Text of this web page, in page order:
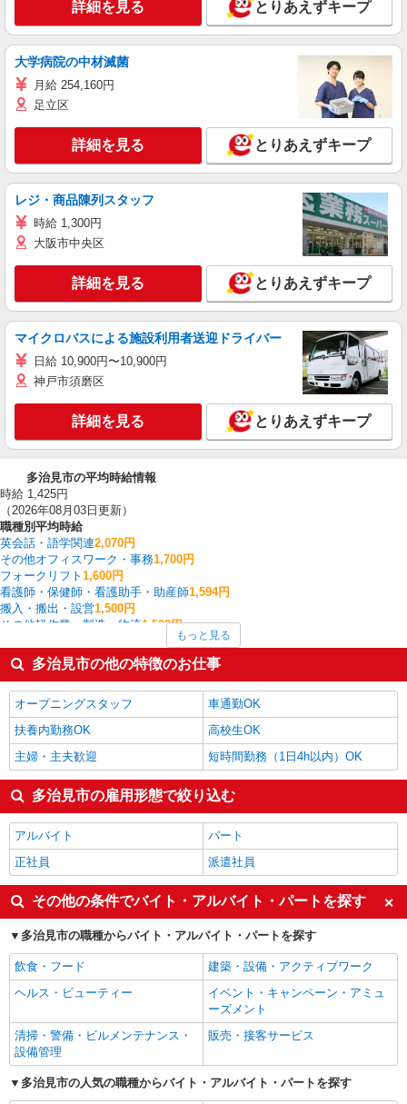
詳細を見る とりあえずキープ
大学病院の中材滅菌
月給 254,160円
足立区
詳細を見る とりあえずキープ
レジ・商品陳列スタッフ
時給 1,300円
大阪市中央区
詳細を見る とりあえずキープ
マイクロバスによる施設利用者送迎ドライバー
日給 10,900円〜10,900円
神戸市須磨区
詳細を見る とりあえずキープ
多治見市の平均時給情報
時給 1,425円
（2026年08月03日更新）
職種別平均時給
英会話・語学関連2,070円
その他オフィスワーク・事務1,700円
フォークリフト 1,600円
看護師・保健師・看護助手・助産師1,594円
搬入・搬出・設営1,500円
その他軽作業・製造・物流1,500円
その他介護・福祉1,467円
製造・組立・加工 1,431円
一般・営業事務1,425円
多治見市の他の職種の平均時給を見る
もっと見る
多治見市の他の特徴のお仕事
オープニングスタッフ
車通勤OK
扶養内勤務OK
高校生OK
主婦・主夫歓迎
短時間勤務（1日4h以内）OK
多治見市の雇用形態で絞り込む
アルバイト
パート
正社員
派遣社員
その他の条件でバイト・アルバイト・パートを探す
多治見市の職種からバイト・アルバイト・パートを探す
飲食・フード
建築・設備・アクティブワーク
ヘルス・ビューティー
イベント・キャンペーン・アミュ
ーズメント
清掃・警備・ビルメンテナンス・
設備管理
販売・接客サービス
多治見市の人気の職種からバイト・アルバイト・パートを探す